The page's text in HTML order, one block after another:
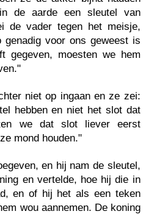
de aarde een sleutel van
de vader tegen het meisje,
genadig voor ons geweest is
gegeven, moesten we hem
niet op ingaan en ze zei:
hebben en niet het slot dat
we dat slot liever eerst
mond houden."
en hij nam de sleutel,
en vertelde, hoe hij die in
en of hij het als een teken
wou aannemen. De koning